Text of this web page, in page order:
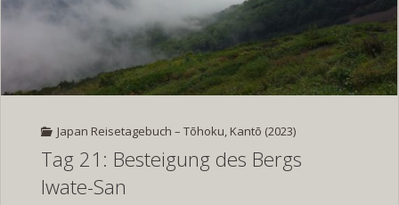
Schrein"
Japan Reisetagebuch – Tōhoku, Kantō (2023)
Tag 21: Besteigung des Bergs
Iwate-San